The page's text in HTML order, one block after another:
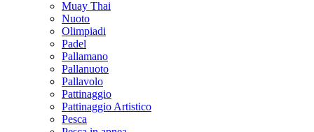
Muay Thai
Nuoto
Olimpiadi
Padel
Pallamano
Pallanuoto
Pallavolo
Pattinaggio
Pattinaggio Artistico
Pesca